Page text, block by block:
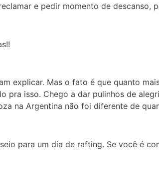
e pedir momento de descanso,
explicar. Mas o fato é que quanto
pra isso. Chego a dar pulinhos de
na Argentina não foi diferente de
para um dia de rafting. Se você é